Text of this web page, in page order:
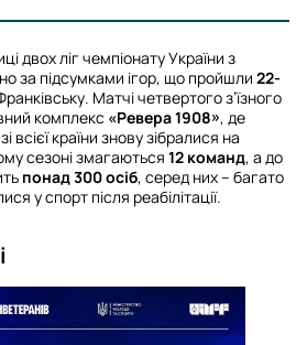
двох ліг чемпіонату України з
за підсумками ігор, що пройшли 22-
Матчі четвертого з’їзного
комплекс «Ревера 1908», де
всієї країни знову зібралися на
сезоні змагаються 12 команд, а до
понад 300 осіб, серед них – багато
у спорт після реабілітації.